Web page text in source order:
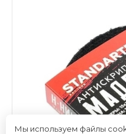
Мы используем файлы